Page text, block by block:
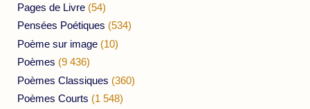
Pages de Livre (54)
Pensées Poétiques (534)
Poème sur image (10)
Poèmes (9 436)
Poèmes Classiques (360)
Poèmes Courts (1 548)